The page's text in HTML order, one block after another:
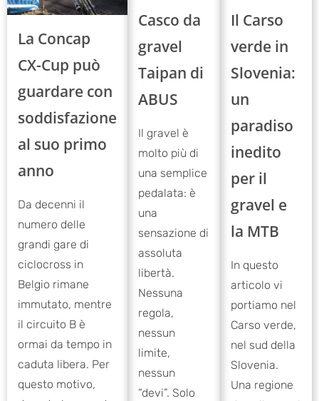
La Concap
CX-Cup può
guardare con
soddisfazione
al suo primo
anno
Da decenni il
numero delle
grandi gare di
ciclocross in
Belgio rimane
immutato, mentre
il circuito B è
ormai da tempo in
caduta libera. Per
questo motivo,
Casco da
gravel
Taipan di
ABUS
Il gravel è
molto più di
una semplice
pedalata: è
una
sensazione di
assoluta
libertà.
Nessuna
regola,
nessun
limite,
nessun
“devi”. Solo
Il Carso
verde in
Slovenia:
un
paradiso
inedito
per il
gravel e
la MTB
In questo
articolo vi
portiamo nel
Carso verde,
nel sud della
Slovenia.
Una regione